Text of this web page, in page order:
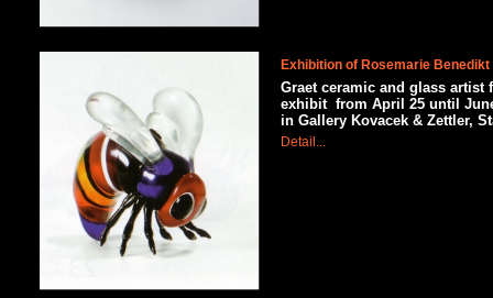
Exhibition of Rosemarie Benedikt
Graet ceramic and glass artist
exhibit from April 25 until
in Gallery Kovacek & Zettler,
Detail...